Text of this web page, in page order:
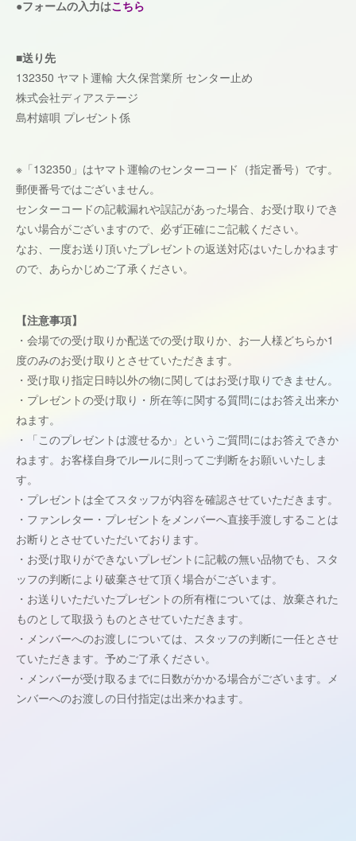
●フォームの入力はこちら
■送り先
132350 ヤマト運輸 大久保営業所 センター止め
株式会社ディアステージ
島村嬉唄 プレゼント係
※「132350」はヤマト運輸のセンターコード（指定番号）です。
郵便番号ではございません。
センターコードの記載漏れや誤記があった場合、お受け取りでき
ない場合がございますので、必ず正確にご記載ください。
なお、一度お送り頂いたプレゼントの返送対応はいたしかねます
ので、あらかじめご了承ください。
【注意事項】
・会場での受け取りか配送での受け取りか、お一人様どちらか1
度のみのお受け取りとさせていただきます。
・受け取り指定日時以外の物に関してはお受け取りできません。
・プレゼントの受け取り・所在等に関する質問にはお答え出来か
ねます。
・「このプレゼントは渡せるか」というご質問にはお答えできか
ねます。お客様自身でルールに則ってご判断をお願いいたしま
す。
・プレゼントは全てスタッフが内容を確認させていただきます。
・ファンレター・プレゼントをメンバーへ直接手渡しすることは
お断りとさせていただいております。
・お受け取りができないプレゼントに記載の無い品物でも、スタ
ッフの判断により破棄させて頂く場合がございます。
・お送りいただいたプレゼントの所有権については、放棄された
ものとして取扱うものとさせていただきます。
・メンバーへのお渡しについては、スタッフの判断に一任とさせ
ていただきます。予めご了承ください。
・メンバーが受け取るまでに日数がかかる場合がございます。メ
ンバーへのお渡しの日付指定は出来かねます。